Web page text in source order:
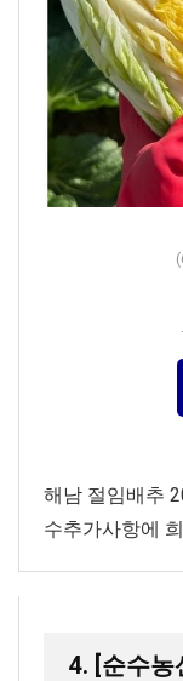
(
해남 절임배추
수추가사항에
4. [순수농